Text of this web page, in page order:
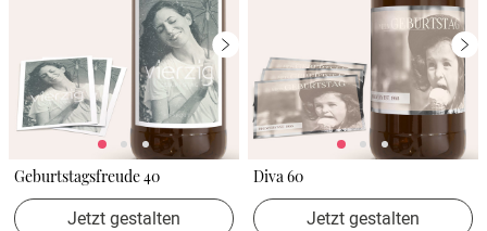
Geburtstagsfreude 40
Jetzt gestalten
Diva 60
Jetzt gestalten